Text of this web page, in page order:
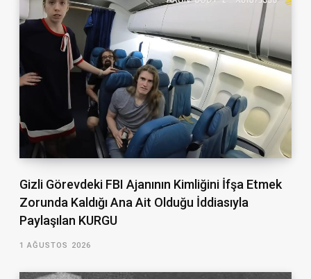
Gizli Görevdeki FBI Ajanının Kimliğini İfşa Etmek
Zorunda Kaldığı Ana Ait Olduğu İddiasıyla
Paylaşılan KURGU
1 AĞUSTOS 2026